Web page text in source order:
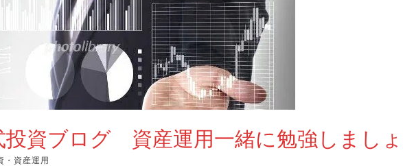
投資ブログ 資産運用一緒に勉強しまし
・資産運用